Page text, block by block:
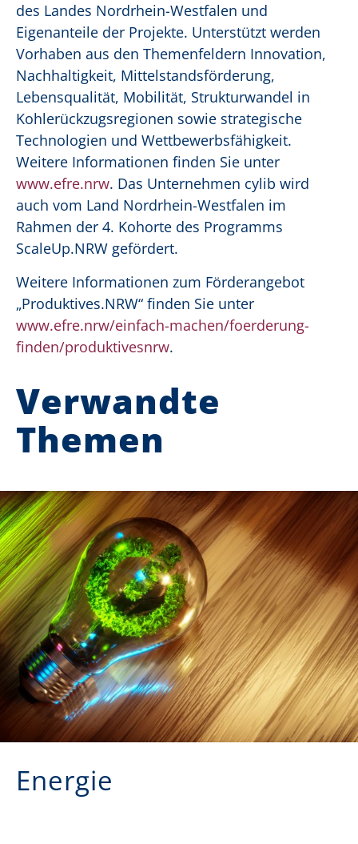
des Landes Nordrhein-Westfalen und
Eigenanteile der Projekte. Unterstützt werden
Vorhaben aus den Themenfeldern Innovation,
Nachhaltigkeit, Mittelstandsförderung,
Lebensqualität, Mobilität, Strukturwandel in
Kohlerückzugsregionen sowie strategische
Technologien und Wettbewerbsfähigkeit.
Weitere Informationen finden Sie unter
www.efre.nrw. Das Unternehmen cylib wird
auch vom Land Nordrhein-Westfalen im
Rahmen der 4. Kohorte des Programms
ScaleUp.NRW gefördert.
Weitere Informationen zum Förderangebot
„Produktives.NRW“ finden Sie unter
www.efre.nrw/einfach-machen/foerderung-
finden/produktivesnrw.
Verwandte
Themen
Energie